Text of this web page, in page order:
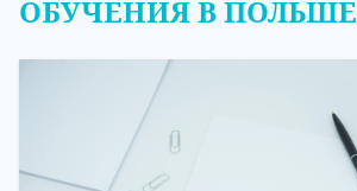
ОБУЧЕНИЯ В ПОЛЬШЕ